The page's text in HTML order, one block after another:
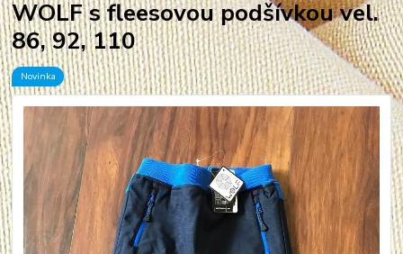
WOLF s fleesovou podšívkou vel.
86, 92, 110
Novinka